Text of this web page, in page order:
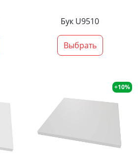
Бук U9510
Выбрать
+10%